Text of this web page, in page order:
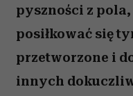
pyszności z pola,
posiłkować się
przetworzone i
innych